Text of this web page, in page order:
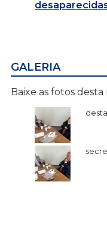
GALERIA
Baixe as fotos